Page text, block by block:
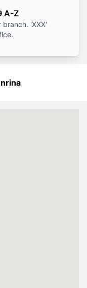
A-Z
'XXX'